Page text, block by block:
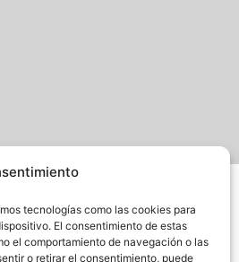
tecnologías como las cookies para
El consentimiento de estas
el comportamiento de navegación o las
o retirar el consentimiento, puede